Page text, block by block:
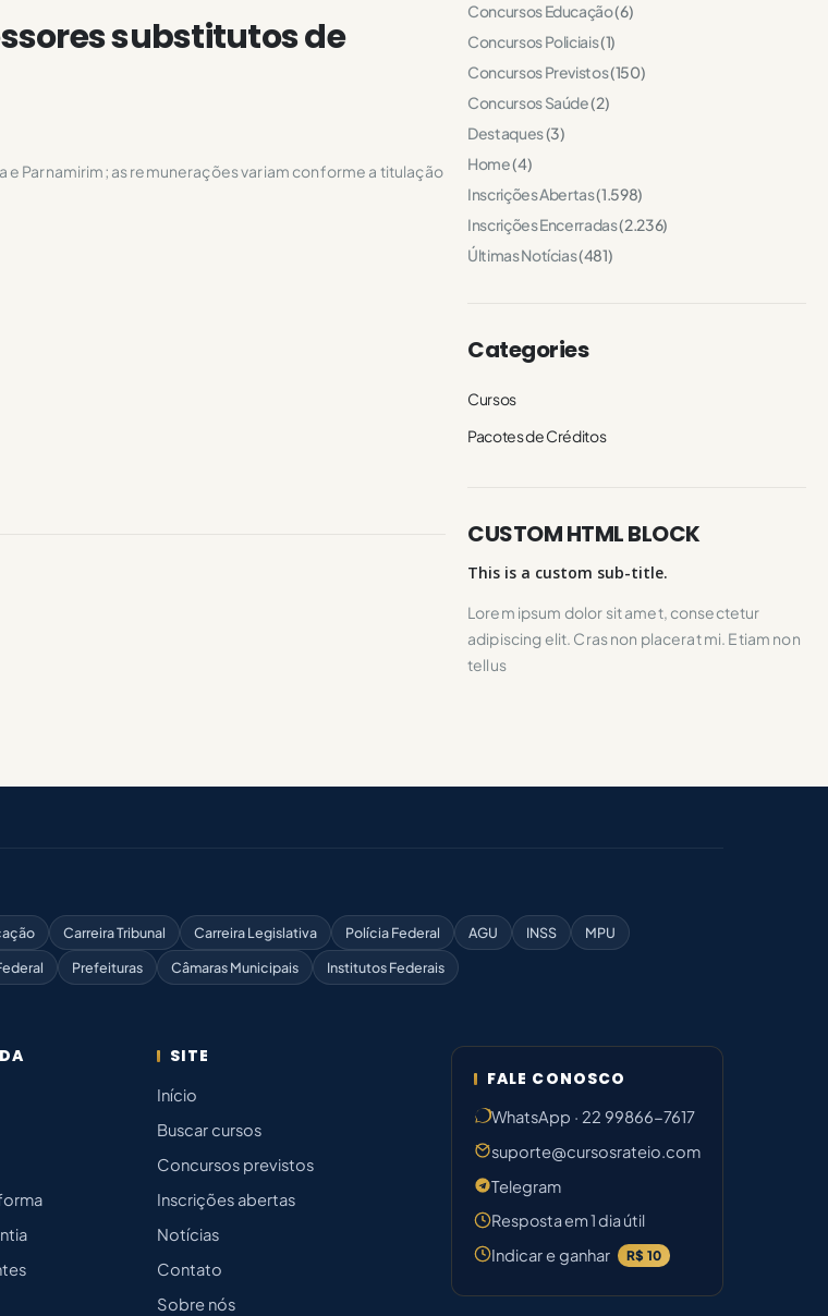
substitutos de
Parnamirim; as remunerações variam conforme a titulação
Concursos Educação(6)
Concursos Policiais(1)
Concursos Previstos(150)
Concursos Saúde(2)
Destaques(3)
Home(4)
Inscrições Abertas(1.598)
Inscrições Encerradas(2.236)
Últimas Notícias(481)
Categories
Cursos
Pacotes de Créditos
CUSTOM HTML BLOCK
This is a custom sub-title.
Lorem ipsum dolor sit amet, consectetur
adipiscing elit. Cras non placerat mi. Etiam non
tellus
Carreira Tribunal Carreira Legislativa Polícia Federal AGU INSS
MPU
Prefeituras Câmaras Municipais Institutos Federais
SITE
Início
Buscar cursos
Concursos previstos
Inscrições abertas
Notícias
Contato
Sobre nós
FALE CONOSCO
WhatsApp · 22 99866-7617
suporte@cursosrateio.com
Telegram
Resposta em 1 dia útil
Indicar e ganhar
R$ 10